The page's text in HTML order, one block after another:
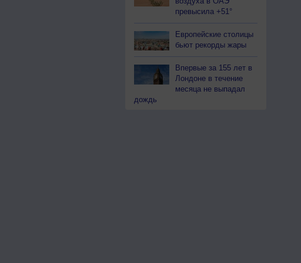
превысила +51°
Европейские столицы
бьют рекорды жары
Впервые за 155 лет в
Лондоне в течение
месяца не выпадал
дождь